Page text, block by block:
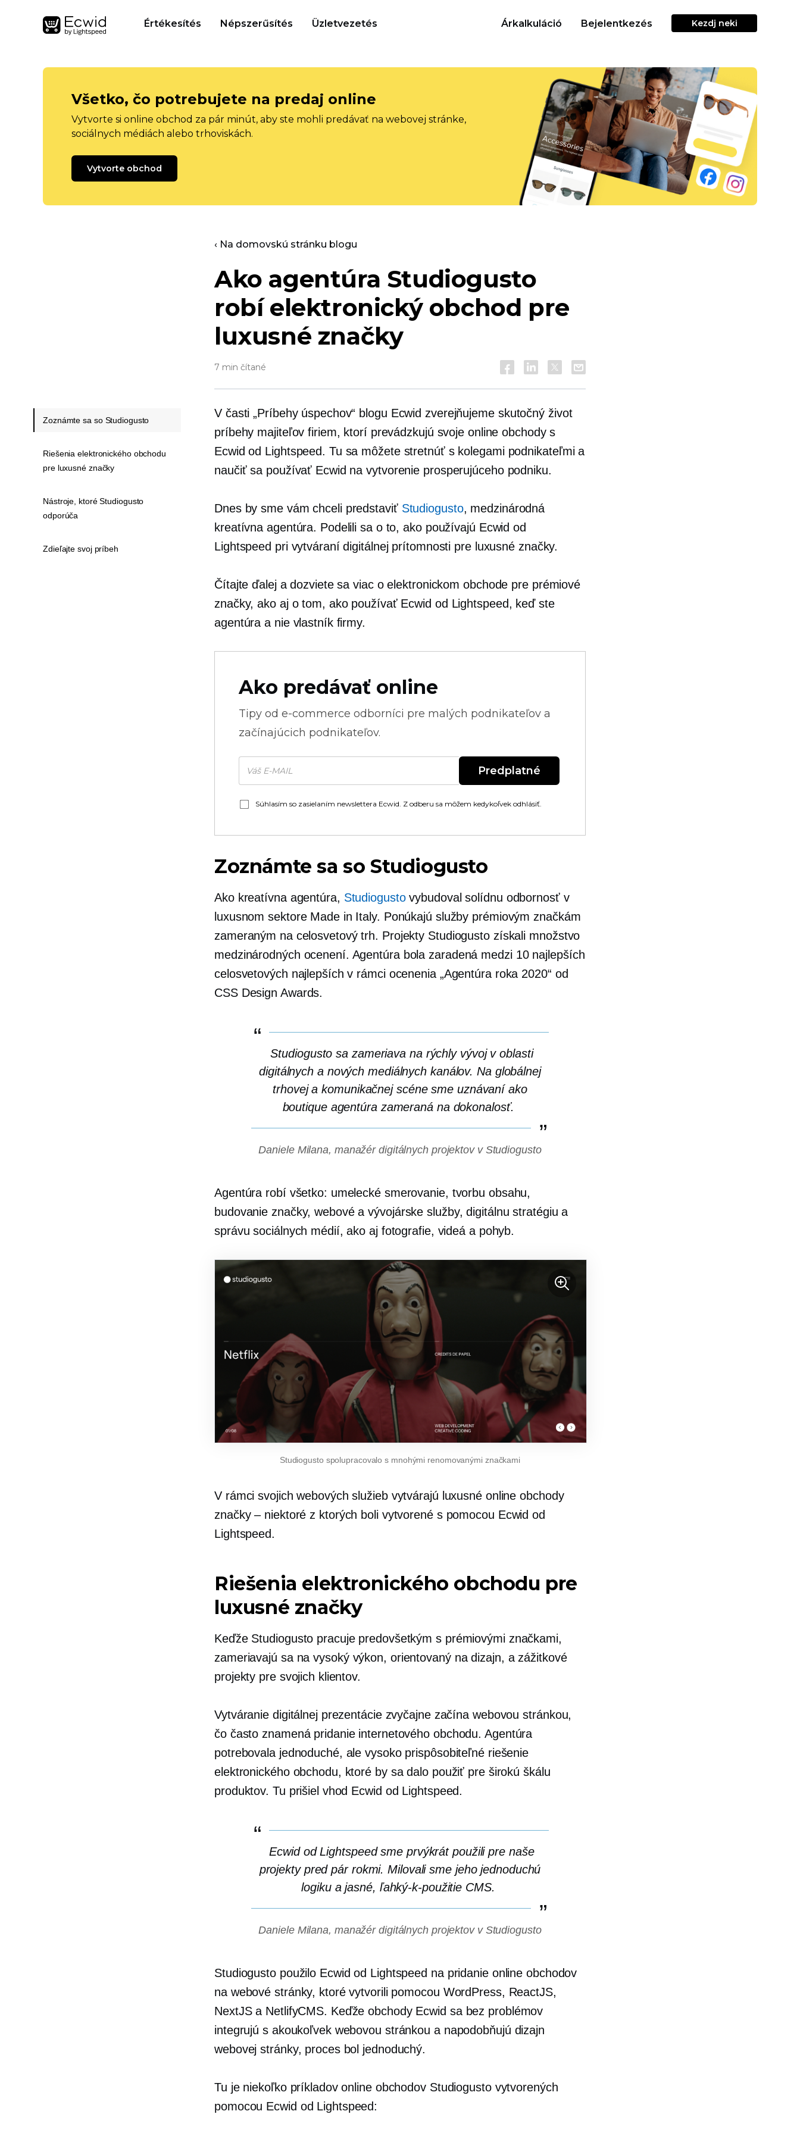
Értékesítés Népszerűsítés Üzletvezetés Árkalkuláció Bejelentkezés Kezdj neki
Všetko, čo potrebujete na predaj online
Vytvorte si online obchod za pár minút, aby ste mohli predávať na webovej stránke,
sociálnych médiách alebo trhoviskách.
Vytvorte obchod
‹ Na domovskú stránku blogu
Ako agentúra Studiogusto
robí elektronický obchod pre
luxusné značky
7 min čítané
V časti „Príbehy úspechov“ blogu Ecwid zverejňujeme skutočný život
príbehy majiteľov firiem, ktorí prevádzkujú svoje online obchody s
Ecwid od Lightspeed. Tu sa môžete stretnúť s kolegami podnikateľmi a
naučiť sa používať Ecwid na vytvorenie prosperujúceho podniku.
Dnes by sme vám chceli predstaviť Studiogusto, medzinárodná
kreatívna agentúra. Podelili sa o to, ako používajú Ecwid od
Lightspeed pri vytváraní digitálnej prítomnosti pre luxusné značky.
Čítajte ďalej a dozviete sa viac o elektronickom obchode pre prémiové
značky, ako aj o tom, ako používať Ecwid od Lightspeed, keď ste
agentúra a nie vlastník firmy.
Ako predávať online
Tipy od e-commerce odborníci pre malých podnikateľov a
začínajúcich podnikateľov.
Predplatné
Súhlasím so zasielaním newslettera Ecwid. Z odberu sa môžem kedykoľvek odhlásiť.
Zoznámte sa so Studiogusto
Ako kreatívna agentúra, Studiogustovybudoval solídnu odbornosť v
luxusnom sektore Made in Italy. Ponúkajú služby prémiovým značkám
zameraným na celosvetový trh. Projekty Studiogusto získali množstvo
medzinárodných ocenení. Agentúra bola zaradená medzi 10 najlepších
celosvetových najlepších v rámci ocenenia „Agentúra roka 2020“ od
CSS Design Awards.
Studiogusto sa zameriava na rýchly vývoj v oblasti
digitálnych a nových mediálnych kanálov. Na globálnej
trhovej a komunikačnej scéne sme uznávaní ako
boutique agentúra zameraná na dokonalosť.
Daniele Milana, manažér digitálnych projektov v Studiogusto
Agentúra robí všetko: umelecké smerovanie, tvorbu obsahu,
budovanie značky, webové a vývojárske služby, digitálnu stratégiu a
správu sociálnych médií, ako aj fotografie, videá a pohyb.
Studiogusto spolupracovalo s mnohými renomovanými značkami
V rámci svojich webových služieb vytvárajú luxusné online obchody
značky – niektoré z ktorých boli vytvorené s pomocou Ecwid od
Lightspeed.
Riešenia elektronického obchodu pre
luxusné značky
Keďže Studiogusto pracuje predovšetkým s prémiovými značkami,
zameriavajú sa navysoký výkon, orientovaný na dizajn, a zážitkové
projekty pre svojich klientov.
Vytváranie digitálnej prezentácie zvyčajne začína webovou stránkou,
čo často znamená pridanie internetového obchodu. Agentúra
potrebovala jednoduché, ale vysoko prispôsobiteľné riešenie
elektronického obchodu, ktoré by sa dalo použiť pre širokú škálu
produktov. Tu prišiel vhod Ecwid od Lightspeed.
Ecwid od Lightspeed sme prvýkrát použili pre naše
projekty pred pár rokmi. Milovali sme jeho jednoduchú
logiku a jasné, ľahký-k-použitie CMS.
Daniele Milana, manažér digitálnych projektov v Studiogusto
Studiogusto použilo Ecwid od Lightspeed na pridanie online obchodov
na webové stránky, ktoré vytvorili pomocou WordPress, ReactJS,
NextJS a NetlifyCMS. Keďže obchody Ecwid sa bez problémov
integrujú s akoukoľvek webovou stránkou a napodobňujú dizajn
webovej stránky, proces bol jednoduchý.
Tu je niekoľko príkladov online obchodov Studiogusto vytvorených
pomocou Ecwid od Lightspeed:
Zoznámte sa so Studiogusto
Riešenia elektronického obchodu
pre luxusné značky
Nástroje, ktoré Studiogusto
odporúča
Zdieľajte svoj príbeh